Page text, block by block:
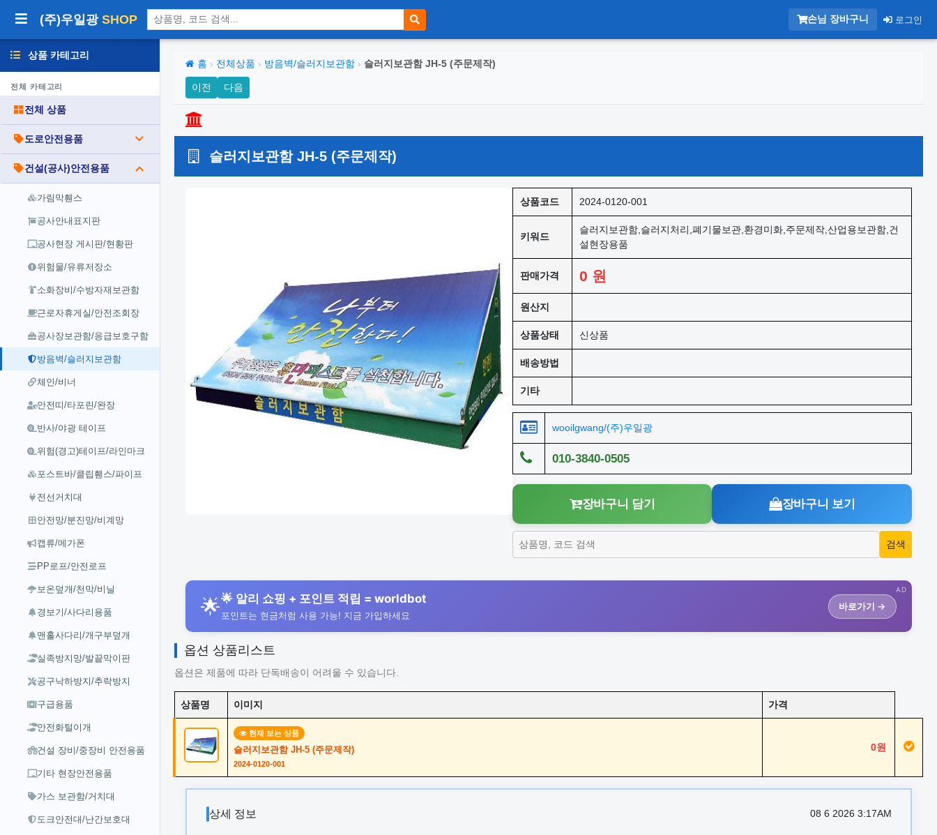
(주)우일광 SHOP 상품 검색 손님 장바구니 로그인
상품 카테고리
전체 카테고리
전체 상품
도로안전용품
건설(공사)안전용품
가림막휀스
공사안내표지판
공사현장 게시판/현황판
위험물/유류저장소
소화장비/수방자재보관함
근로자휴게실/안전조회장
공사장보관함/응급보호구함
방음벽/슬러지보관함
체인/비너
안전띠/타포린/완장
반사/야광 테이프
위험(경고)테이프/라인마크
포스트바/클립휀스/파이프
전선거치대
안전망/분진망/비계망
캡류/메가폰
PP로프/안전로프
보온덮개/천막/비닐
경보기/사다리용품
맨홀사다리/개구부덮개
실족방지망/발끝막이판
공구낙하방지/추락방지
구급용품
안전화털이개
건설 장비/중장비 안전용품
기타 현장안전용품
가스 보관함/거치대
도크안전대/난간보호대
홈 › 전체상품 › 방음벽/슬러지보관함 › 슬러지보관함 JH-5 (주문제작)
이전 다음
슬러지보관함 JH-5 (주문제작)
상품코드 2024-0120-001
키워드
슬러지보관함,슬러지처리,폐기물보관,환경미화,주문제작,산업용보관함,건
설현장용품
판매가격 0 원
원산지
상품상태 신상품
배송방법
기타
wooilgwang/(주)우일광
010-3840-0505
장바구니 담기 장바구니 보기
AD
🌟🌟 알리 쇼핑 + 포인트 적립 = worldbot
포인트는 현금처럼 사용 가능! 지금 가입하세요
바로가기 →
옵션 상품리스트
옵션은 제품에 따라 단독배송이 어려울 수 있습니다.
상품명 이미지 가격
현재 보는 상품
슬러지보관함 JH-5 (주문제작)
2024-0120-001
0원
상세 정보 08 6 2026 3:17AM